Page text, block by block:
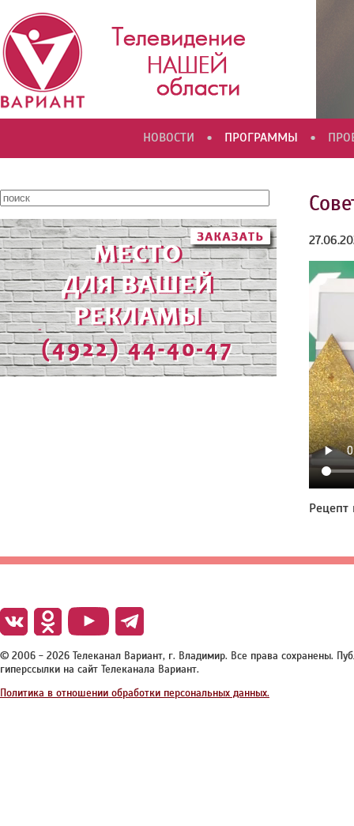
НОВОСТИ • ПРОГРАММЫ •
© 2006 - 2026 Телеканал Вариант, г. Владимир. Все права сохранены.
гиперссылки на сайт Телеканала Вариант.
Политика в отношении обработки персональных данных.